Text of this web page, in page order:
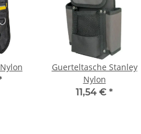
Guerteltasche Stanley
Nylon
11,54 € *